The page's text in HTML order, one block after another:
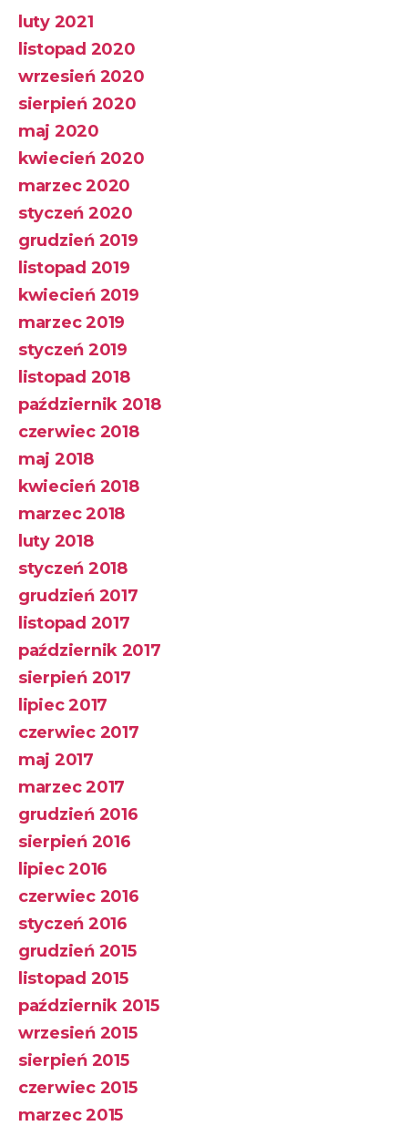
luty 2021
listopad 2020
wrzesień 2020
sierpień 2020
maj 2020
kwiecień 2020
marzec 2020
styczeń 2020
grudzień 2019
listopad 2019
kwiecień 2019
marzec 2019
styczeń 2019
listopad 2018
październik 2018
czerwiec 2018
maj 2018
kwiecień 2018
marzec 2018
luty 2018
styczeń 2018
grudzień 2017
listopad 2017
październik 2017
sierpień 2017
lipiec 2017
czerwiec 2017
maj 2017
marzec 2017
grudzień 2016
sierpień 2016
lipiec 2016
czerwiec 2016
styczeń 2016
grudzień 2015
listopad 2015
październik 2015
wrzesień 2015
sierpień 2015
czerwiec 2015
marzec 2015